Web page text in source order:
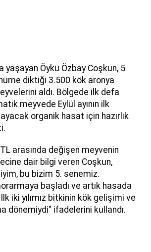
yaşayan Öykü Özbay Coşkun, 5
diktiği 3.500 kök aronya
aldı. Bölgede ilk defa
meyvede Eylül ayının ilk
organik hasat için hazırlık
arasında değişen meyvenin
dair bilgi veren Coşkun,
bu bizim 5. senemiz.
başladı ve artık hasada
İlk iki yılımız bitkinin kök gelişimi ve
dönemiydi" ifadelerini kullandı.